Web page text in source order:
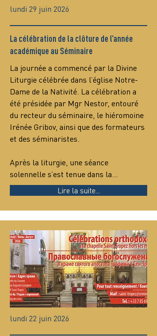
lundi 29 juin 2026
La célébration de la clôture de l’année
académique au Séminaire
La journée a commencé par la Divine
Liturgie célébrée dans l’église Notre-
Dame de la Nativité. La célébration a
été présidée par Mgr Nestor, entouré
du recteur du séminaire, le hiéromoine
Irénée Gribov, ainsi que des formateurs
et des séminaristes.
Après la liturgie, une séance
solennelle s’est tenue dans la…
Lire la suite...
lundi 22 juin 2026